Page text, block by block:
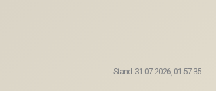
Stand: 31.07.2026, 01:57:35